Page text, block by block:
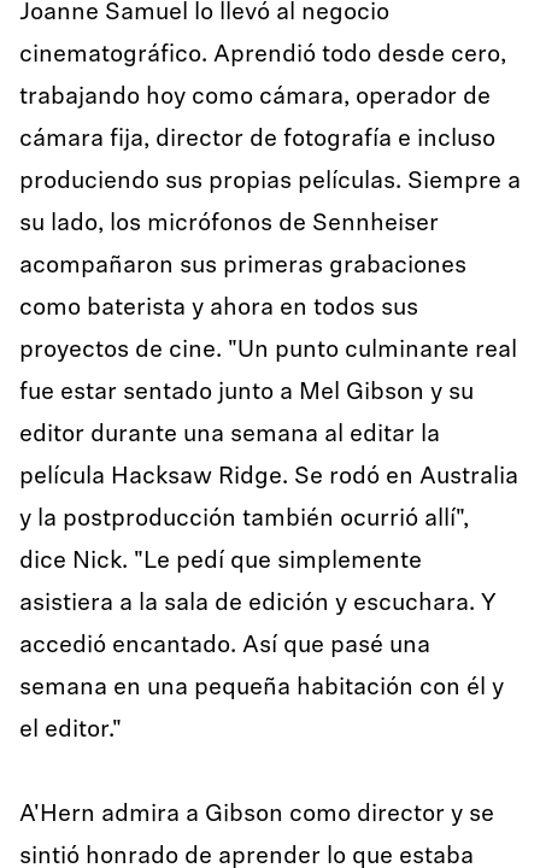
Joanne Samuel lo llevó al negocio
cinematográfico. Aprendió todo desde cero,
trabajando hoy como cámara, operador de
cámara fija, director de fotografía e incluso
produciendo sus propias películas. Siempre a
su lado, los micrófonos de Sennheiser
acompañaron sus primeras grabaciones
como baterista y ahora en todos sus
proyectos de cine. "Un punto culminante real
fue estar sentado junto a Mel Gibson y su
editor durante una semana al editar la
película Hacksaw Ridge. Se rodó en Australia
y la postproducción también ocurrió allí",
dice Nick. "Le pedí que simplemente
asistiera a la sala de edición y escuchara. Y
accedió encantado. Así que pasé una
semana en una pequeña habitación con él y
el editor."
A'Hern admira a Gibson como director y se
sintió honrado de aprender lo que estaba